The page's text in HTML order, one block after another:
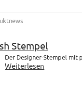
Stempel
Der Designer-Stempel mit
Weiterlesen